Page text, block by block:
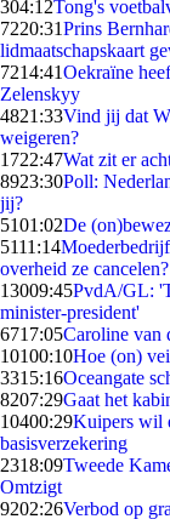
304:12Tong's
7220:31Prins
lidmaatschapskaart
7214:41Oekraïne
Zelenskyy
4821:33Vind jij dat
weigeren?
1722:47Wat zit er
8923:30Poll:
jij?
5101:02De
5111:14
overheid ze cancelen?
13009:45PvdA/GL:
minister-president'
6717:05Caroline van
10100:10Hoe (on)
3315:16Oceangate
8207:29Gaat het
10400:29Kuipers wil
basisverzekering
2318:09Tweede
Omtzigt
9202:26Verbod op